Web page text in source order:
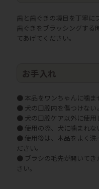
歯と歯ぐきの境目を丁寧に
歯ぐきをブラッシングする
てあげてください。
お手入れ
● 本品をワンちゃんに噛ま
● 犬の口腔内を傷つけない
● 犬の口腔ケア以外に使用
● 使用の際、犬に噛まれな
● 使用後は、本品をよく洗
ださい。
● ブラシの毛先が開いてき
さい。